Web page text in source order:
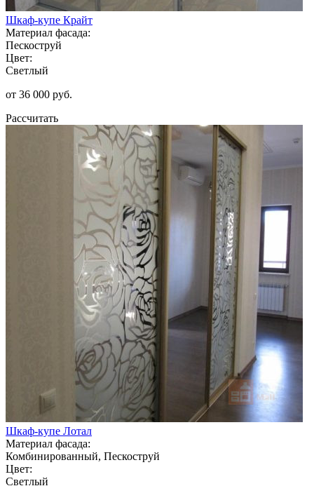
Шкаф-купе Крайт
Материал фасада:
Пескоструй
Цвет:
Светлый
от 36 000 руб.
Рассчитать
Шкаф-купе Лотал
Материал фасада:
Комбинированный, Пескоструй
Цвет:
Светлый